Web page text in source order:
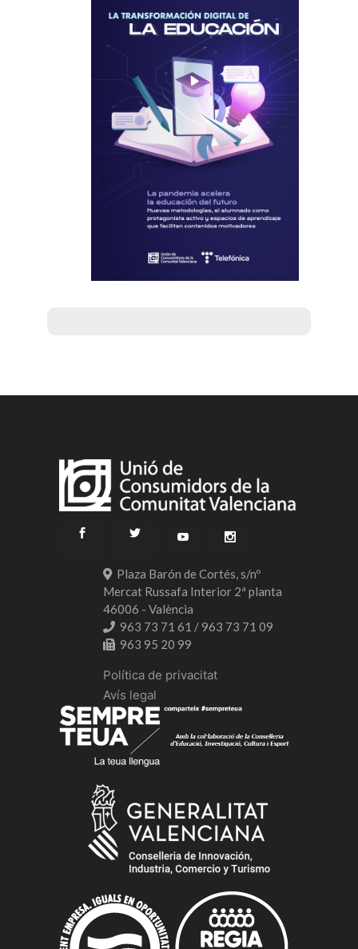
Plaza Barón de Cortés, s/nº
Mercat Russafa Interior 2ª planta
46006 - València
963 73 71 61 / 963 73 71 09
963 95 20 99
Política de privacitat
Avís legal